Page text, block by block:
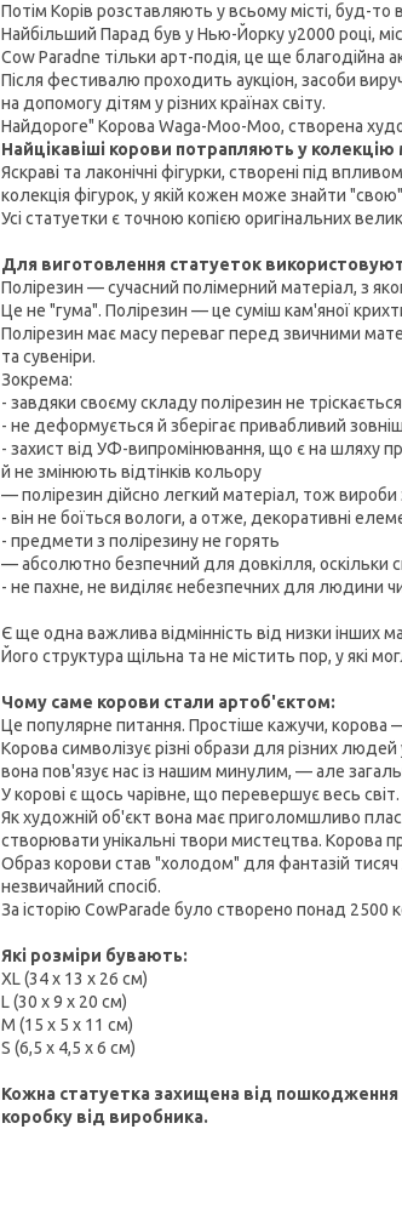
Потім Корів розставляють у всьому місті, буд-то
Найбільший Парад був у Нью-Йорку у2000 році,
Cow Paradne тільки арт-подія, це ще благодійна
Після фестивалю проходить аукціон, засоби
на допомогу дітям у різних країнах світу.
Найдороге" Корова Waga-Moo-Moo, створена
Найцікавіші корови потрапляють у колекцію
Яскраві та лаконічні фігурки, створені під
колекція фігурок, у якій кожен може знайти
Усі статуетки є точною копією оригінальних
Для виготовлення статуеток
Полірезин — сучасний полімерний матеріал, з
Це не "гума". Полірезин — це суміш кам'яної
Полірезин має масу переваг перед звичними
та сувеніри.
Зокрема:
- завдяки своєму складу полірезин не тріскається
- не деформується й зберігає привабливий
- захист від УФ-випромінювання, що є на шляху
й не змінюють відтінків кольору
— полірезин дійсно легкий матеріал, тож
- він не боїться вологи, а отже, декоративні
- предмети з полірезину не горять
— абсолютно безпечний для довкілля, оскільки
- не пахне, не виділяє небезпечних для людини
Є ще одна важлива відмінність від низки інших
Його структура щільна та не містить пор, у які
Чому саме корови стали артоб'єктом:
Це популярне питання. Простіше кажучи, корова
Корова символізує різні образи для різних
вона пов'язує нас із нашим минулим, — але
У корові є щось чарівне, що перевершує весь
Як художній об'єкт вона має приголомшливо
створювати унікальні твори мистецтва. Корова
Образ корови став "холодом" для фантазій тисяч
незвичайний спосіб.
За історію CowParade було створено понад 2500
Які розміри бувають:
XL (34 х 13 х 26 см)
L (30 х 9 х 20 см)
M (15 x 5 x 11 см)
S (6,5 x 4,5 х 6 см)
Кожна статуетка захищена від пошкодження
коробку від виробника.